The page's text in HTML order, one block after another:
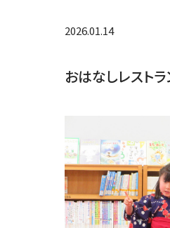
2026.01.14
おはなしレスト